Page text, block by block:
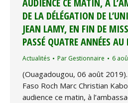
AUDIENCE CE MATIN, À
DE LA DÉLÉGATION DE
JEAN LAMY, EN FIN DE
PASSÉ QUATRE ANNÉES
Actualités Par Gestionnaire 6
(Ouagadougou, 06 août
Faso Roch Marc Christian
audience ce matin, à